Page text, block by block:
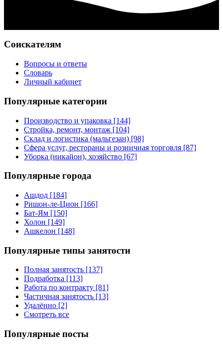
Соискателям
Вопросы и ответы
Словарь
Личный кабинет
Популярные категории
Производство и упаковка [144]
Стройка, ремонт, монтаж [104]
Склад и логистика (мальгезан) [98]
Сфера услуг, рестораны и розничная торговля [87]
Уборка (никайон), хозяйство [67]
Популярные города
Ашдод [184]
Ришон-ле-Цион [166]
Бат-Ям [150]
Холон [149]
Ашкелон [148]
Популярные типы занятости
Полная занятость [137]
Подработка [113]
Работа по контракту [81]
Частичная занятость [13]
Удалённо [2]
Смотреть все
Популярные посты